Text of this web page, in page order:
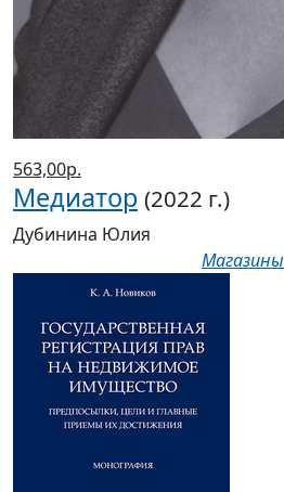
563,00р.
Медиатор (2022 г.)
Дубинина Юлия
Магазины